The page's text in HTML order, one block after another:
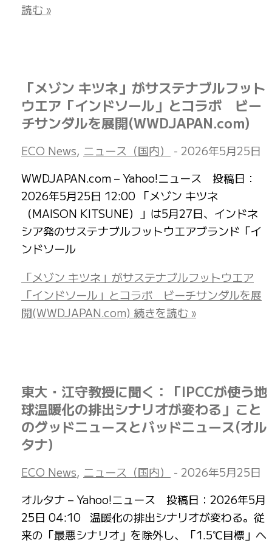
読む »
「メゾン キツネ」がサステナブルフット
ウエア「インドソール」とコラボ ビー
チサンダルを展開(WWDJAPAN.com)
ECO News, ニュース（国内） - 2026年5月25日
WWDJAPAN.com – Yahoo!ニュース 投稿日：
2026年5月25日 12:00 「メゾン キツネ
（MAISON KITSUNE）」は5月27日、インドネ
シア発のサステナブルフットウエアブランド「イ
ンドソール
「メゾン キツネ」がサステナブルフットウエア
「インドソール」とコラボ ビーチサンダルを展
開(WWDJAPAN.com) 続きを読む »
東大・江守教授に聞く：「IPCCが使う地
球温暖化の排出シナリオが変わる」こと
のグッドニュースとバッドニュース(オル
タナ)
ECO News, ニュース（国内） - 2026年5月25日
オルタナ – Yahoo!ニュース 投稿日：2026年5月
25日 04:10 温暖化の排出シナリオが変わる。従
来の「最悪シナリオ」を除外し、「1.5℃目標」へ